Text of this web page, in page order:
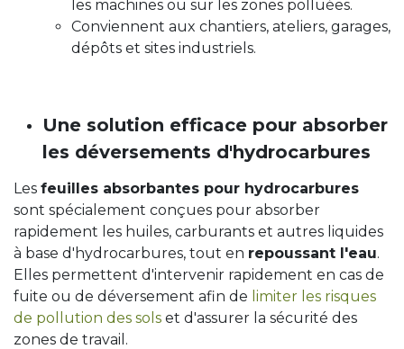
les machines ou sur les zones polluées.
Conviennent aux chantiers, ateliers, garages,
dépôts et sites industriels.
Une solution efficace pour absorber
les déversements d'hydrocarbures
Les feuilles absorbantes pour hydrocarbures
sont spécialement conçues pour absorber
rapidement les huiles, carburants et autres liquides
à base d'hydrocarbures, tout en repoussant l'eau.
Elles permettent d'intervenir rapidement en cas de
fuite ou de déversement afin de limiter les risques
de pollution des sols et d'assurer la sécurité des
zones de travail.